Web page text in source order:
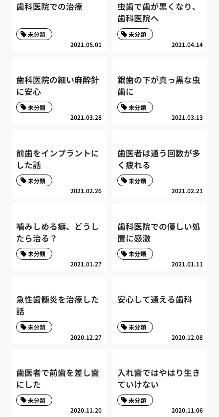
歯科医院での治療
2021.05.01
未分類
虫歯で歯が黒くなり、
歯科医院へ
2021.04.14
未分類
歯科医院の細い麻酔針
に安心
2021.03.28
未分類
銀歯の下が真っ黒な虫
歯に
2021.03.13
未分類
前歯をインプラントに
した話
2021.02.26
未分類
歯医者は通う回数が多
く疲れる
2021.02.21
未分類
噛みしめる癖、どうし
たら治る？
2021.01.27
未分類
歯科医院での優しい処
置に感激
2021.01.11
未分類
急性歯髄炎を治療した
話
2020.12.27
未分類
安心して通える歯科
2020.12.08
未分類
歯医者で前歯を差し歯
にした
2020.11.20
未分類
入れ歯ではやはり生き
ていけない
2020.11.06
未分類